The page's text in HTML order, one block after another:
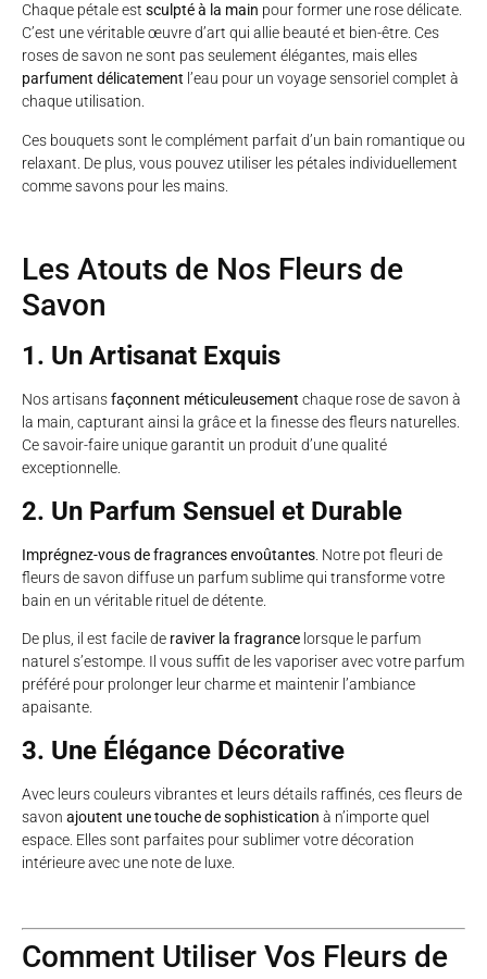
Chaque pétale est sculpté à la main pour former une rose délicate.
C’est une véritable œuvre d’art qui allie beauté et bien-être. Ces
roses de savon ne sont pas seulement élégantes, mais elles
parfument délicatement l’eau pour un voyage sensoriel complet à
chaque utilisation.
Ces bouquets sont le complément parfait d’un bain romantique ou
relaxant. De plus, vous pouvez utiliser les pétales individuellement
comme savons pour les mains.
Les Atouts de Nos Fleurs de
Savon
1. Un Artisanat Exquis
Nos artisansfaçonnent méticuleusement chaque rose de savon à
la main, capturant ainsi la grâce et la finesse des fleurs naturelles.
Ce savoir-faire unique garantit un produit d’une qualité
exceptionnelle.
2. Un Parfum Sensuel et Durable
Imprégnez-vous de fragrances envoûtantes . Notre pot fleuri de
fleurs de savon diffuse un parfum sublime qui transforme votre
bain en un véritable rituel de détente.
De plus, il est facile de raviver la fragrance lorsque le parfum
naturel s’estompe. Il vous suffit de les vaporiser avec votre parfum
préféré pour prolonger leur charme et maintenir l’ambiance
apaisante.
3. Une Élégance Décorative
Avec leurs couleurs vibrantes et leurs détails raffinés, ces fleurs de
savon ajoutent une touche de sophistication à n’importe quel
espace. Elles sont parfaites pour sublimer votre décoration
intérieure avec une note de luxe.
Comment Utiliser Vos Fleurs de